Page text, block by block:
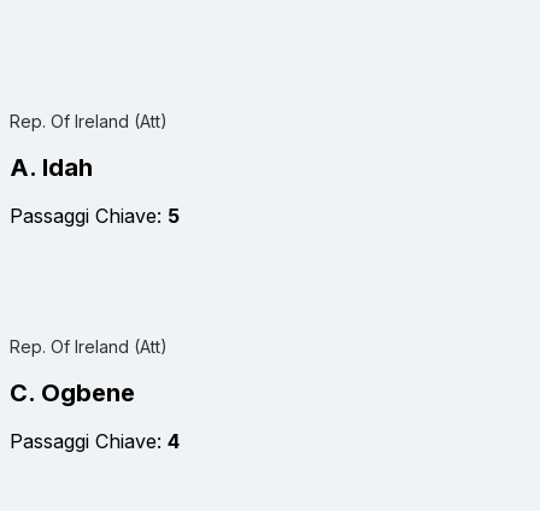
Rep. Of Ireland (Att)
A. Idah
Passaggi Chiave: 5
Rep. Of Ireland (Att)
C. Ogbene
Passaggi Chiave: 4